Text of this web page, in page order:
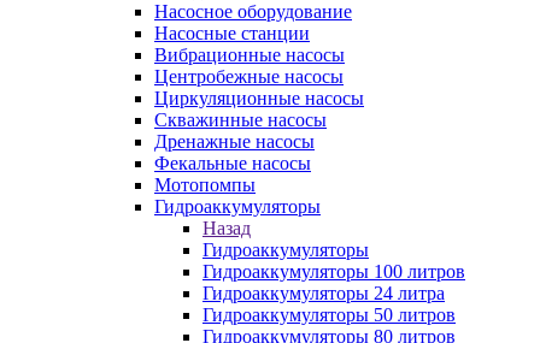
Насосное оборудование
Насосные станции
Вибрационные насосы
Центробежные насосы
Циркуляционные насосы
Скважинные насосы
Дренажные насосы
Фекальные насосы
Мотопомпы
Гидроаккумуляторы
Назад
Гидроаккумуляторы
Гидроаккумуляторы 100 литров
Гидроаккумуляторы 24 литра
Гидроаккумуляторы 50 литров
Гидроаккумуляторы 80 литров